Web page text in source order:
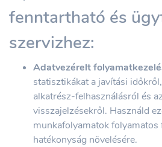
fenntartható és
szervizhez:
Adatvezérelt
statisztikákat a javítási
alkatrész-felhasználásról és
visszajelzésekről. Használd
munkafolyamatok folyamatos
hatékonyság növelésére.